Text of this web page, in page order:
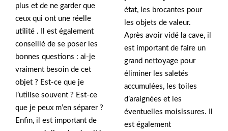
plus et de ne garder que
ceux qui ont une réelle
utilité . Il est également
conseillé de se poser les
bonnes questions : ai-je
vraiment besoin de cet
objet ? Est-ce que je
l’utilise souvent ? Est-ce
que je peux m’en séparer ?
Enfin, il est important de
état, les brocantes pour
les objets de valeur.
Après avoir vidé la cave, il
est important de faire un
grand nettoyage pour
éliminer les saletés
accumulées, les toiles
d’araignées et les
éventuelles moisissures. Il
est également